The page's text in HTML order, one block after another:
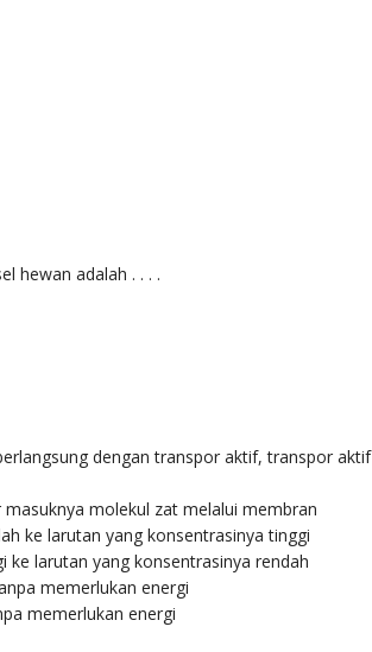
hewan adalah . . . .
dengan transpor aktif, transpor aktif
molekul zat melalui membran
ke larutan yang konsentrasinya tinggi
larutan yang konsentrasinya rendah
memerlukan energi
memerlukan energi